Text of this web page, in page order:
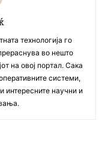
технологија го
во нешто
на овој портал. Сака
системи,
интересните научни и